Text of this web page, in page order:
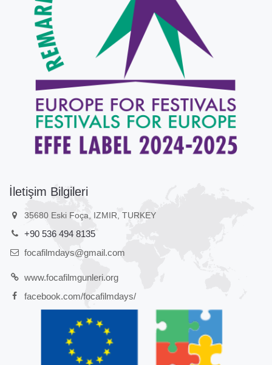
İletişim Bilgileri
35680 Eski Foça, IZMIR, TURKEY
+90 536 494 8135
focafilmdays@gmail.com
www.focafilmgunleri.org
facebook.com/focafilmdays/